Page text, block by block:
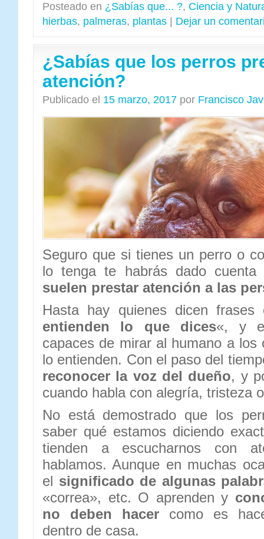
Posteado en ¿Sabías que... ?, Ciencia y
hierbas, palmeras, plantas Dejar un
¿Sabías que los perros
atención?
Publicado el 15 marzo, 2017 por Francisco
Seguro que si tienes un perro o
lo tenga te habrás dado
suelen prestar atención a las
Hasta hay quienes dicen frases
entienden lo que dices«, y
capaces de mirar al humano a los
lo entienden. Con el paso del
reconocer la voz del dueño, y
cuando habla con alegría, tristeza
No está demostrado que los
saber qué estamos diciendo
tienden a escucharnos con
hablamos. Aunque en muchas
el significado de algunas
«correa», etc. O aprenden y
no deben hacercomo es
dentro de casa.